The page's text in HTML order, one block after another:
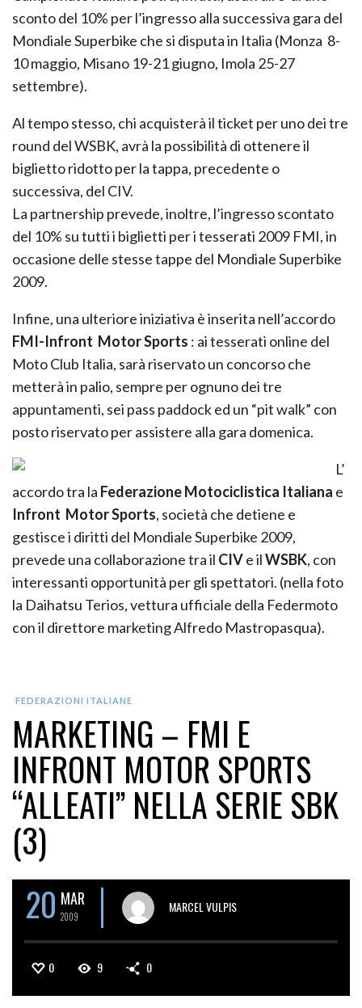
sconto del 10% per l’ingresso alla successiva gara del
Mondiale Superbike che si disputa in Italia (Monza 8-
10 maggio, Misano 19-21 giugno, Imola 25-27
settembre).
Al tempo stesso, chi acquisterà il ticket per uno dei tre
round del WSBK, avrà la possibilità di ottenere il
biglietto ridotto per la tappa, precedente o
successiva, del CIV.
La partnership prevede, inoltre, l’ingresso scontato
del 10% su tutti i biglietti per i tesserati 2009 FMI, in
occasione delle stesse tappe del Mondiale Superbike
2009.
Infine, una ulteriore iniziativa è inserita nell’accordo
FMI-Infront Motor Sports : ai tesserati online del
Moto Club Italia, sarà riservato un concorso che
metterà in palio, sempre per ognuno dei tre
appuntamenti, sei pass paddock ed un “pit walk” con
posto riservato per assistere alla gara domenica.
L’
accordo tra la Federazione Motociclistica Italiana e
Infront Motor Sports, società che detiene e
gestisce i diritti del Mondiale Superbike 2009,
prevede una collaborazione tra il CIVe ilWSBK, con
interessanti opportunità per gli spettatori. (nella foto
la Daihatsu Terios, vettura ufficiale della Federmoto
con il direttore marketing Alfredo Mastropasqua).
FEDERAZIONI ITALIANE
MARKETING – FMI E
INFRONT MOTOR SPORTS
“ALLEATI” NELLA SERIE SBK
(3)
20 MAR
2009
MARCEL VULPIS
0 9 0